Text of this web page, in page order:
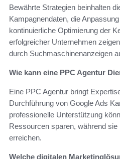
Bewährte Strategien beinhalten
Kampagnendaten, die
kontinuierliche Optimierung der
erfolgreicher Unternehmen
durch Suchmaschinenanzeigen
Wie kann eine PPC Agentur
Eine PPC Agentur bringt
Durchführung von Google Ads
professionelle Unterstützung
Ressourcen sparen, während
erreichen.
Welche digitalen